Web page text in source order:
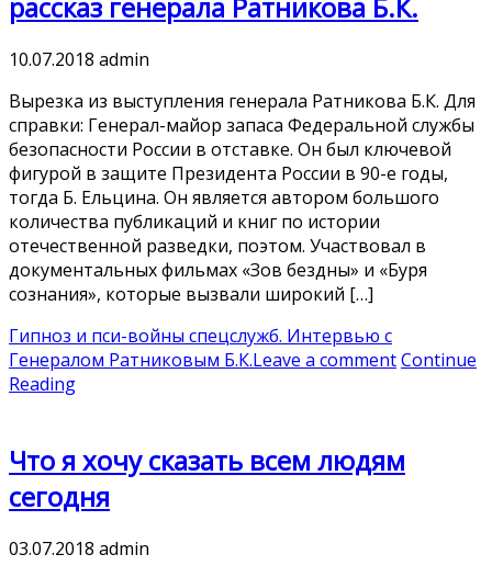
рассказ генерала Ратникова Б.К.
10.07.2018 admin
Вырезка из выступления генерала Ратникова Б.К. Для
справки: Генерал-майор запаса Федеральной службы
безопасности России в отставке. Он был ключевой
фигурой в защите Президента России в 90-е годы,
тогда Б. Ельцина. Он является автором большого
количества публикаций и книг по истории
отечественной разведки, поэтом. Участвовал в
документальных фильмах «Зов бездны» и «Буря
сознания», которые вызвали широкий […]
Гипноз и пси-войны спецслужб. Интервью с
Генералом Ратниковым Б.К.Leave a commentContinue
Reading
Что я хочу сказать всем людям
сегодня
03.07.2018 admin